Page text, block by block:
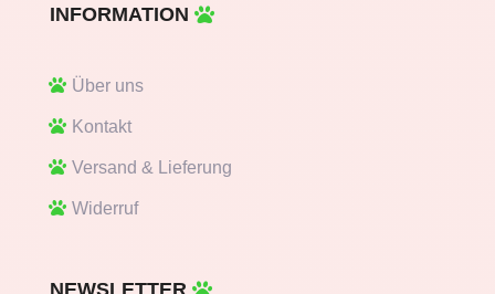
INFORMATION
Über uns
Kontakt
Versand & Lieferung
Widerruf
NEWSLETTER